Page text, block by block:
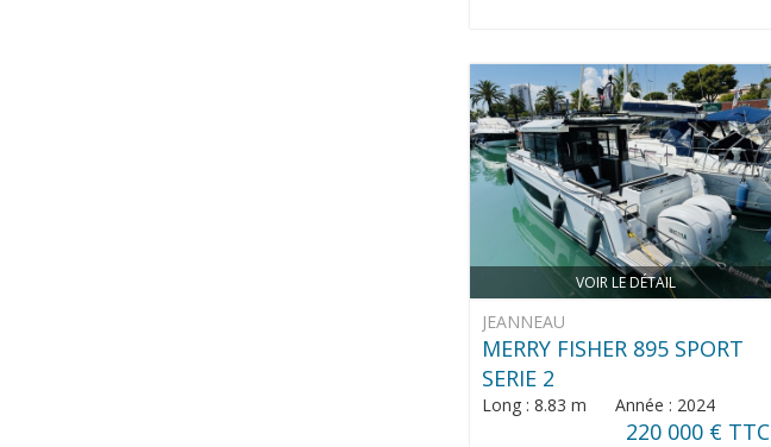
VOIR LE DÉTAIL
JEANNEAU
MERRY FISHER 895 SPORT
SERIE 2
Long : 8.83 m Année : 2024
220 000 € TTC